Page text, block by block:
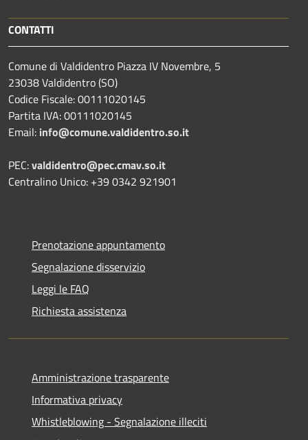
CONTATTI
Comune di Valdidentro Piazza IV Novembre, 5
23038 Valdidentro (SO)
Codice Fiscale: 00111020145
Partita IVA: 00111020145
Email: info@comune.valdidentro.so.it
PEC:valdidentro@pec.cmav.so.it
Centralino Unico: +39 0342 921901
Prenotazione appuntamento
Segnalazione disservizio
Leggi le FAQ
Richiesta assistenza
Amministrazione trasparente
Informativa privacy
Whistleblowing - Segnalazione illeciti